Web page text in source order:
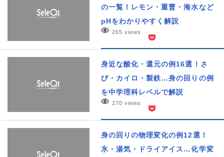
の一覧！レモン・重曹・海水など
pHをわかりやすく解説
265 views
身近な酸化・還元の例16選！さ
び・カイロ・製鉄…身の回りの例
を中学理科レベルで解説
270 views
身の回りの物理変化の例12選！
氷・湯気・ドライアイス…化学変